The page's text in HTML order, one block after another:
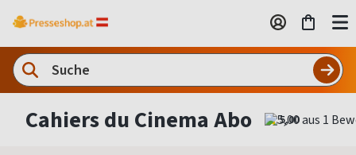
Cahiers du Cinema Abo 5,00